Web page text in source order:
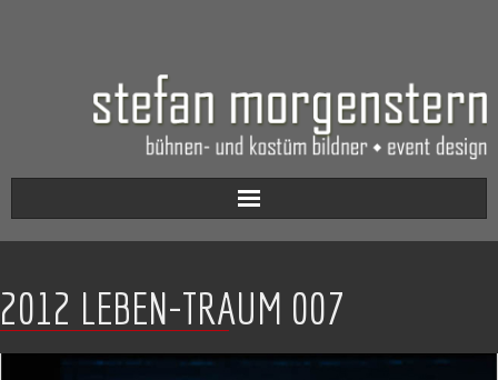
Aktuell
Werkverzeichnis
Biografie
2012 LEBEN-TRAUM 007